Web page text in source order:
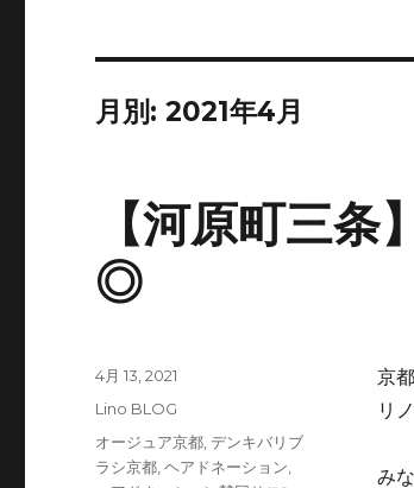
月別: 2021年4月
【河原町三
◎
京
リ
み
投
稿
4月 13, 2021
カ
テ
ゴ
Lino BLOG
タ
グ
オージュア京都 ,デンキバリブ
ラシ京都 ,ヘアドネーション